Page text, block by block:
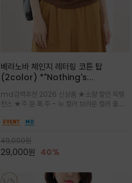
베라노바 체인지 레터링 코튼 탑
(2color) *"Nothing's
도 일어나지않는것/감각적인 레터링 프
린팅이 돋보이는 베라노바 티셔츠
md강력추천 2026 신상품 ★소량 할인 득템
찬스 ★주.문.폭.주 - 뉴 컬러 브라운 컬러 출시~
무드를 만들고 기본 베이스의 컬러감이라 출근시
럽고 유연한 코튼 소재로 편안
49,000원
29,000원 40%